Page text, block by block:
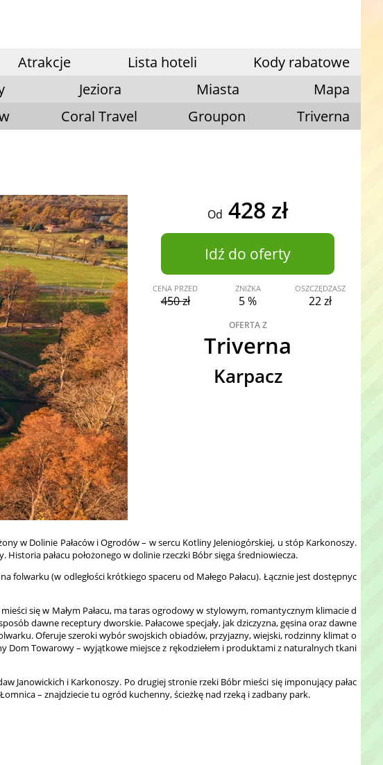
Atrakcje Lista hoteli
Kody rabatowe
Jeziora Miasta
Mapa
Coral Travel Groupon Triverna
Od 428 zł
Idź do oferty
CENA PRZED
450 zł
ZNIŻKA
5 %
OSZCZĘDZASZ
22 zł
OFERTA Z
Triverna
Karpacz
w Dolinie Pałaców i Ogrodów – w sercu Kotliny Jeleniogórskiej, u stóp Karkonoszy.
pałacu położonego w dolinie rzeczki Bóbr sięga średniowiecza.
folwarku (w odległości krótkiego spaceru od Małego Pałacu). Łącznie jest dostępnyc
się w Małym Pałacu, ma taras ogrodowy w stylowym, romantycznym klimacie d
dawne receptury dworskie. Pałacowe specjały, jak dziczyzna, gęsina oraz dawne
Oferuje szeroki wybór swojskich obiadów, przyjazny, wiejski, rodzinny klimat o
Dom Towarowy – wyjątkowe miejsce z rękodziełem i produktami z naturalnych tkani
Janowickich i Karkonoszy. Po drugiej stronie rzeki Bóbr mieści się imponujący pałac
– znajdziecie tu ogród kuchenny, ścieżkę nad rzeką i zadbany park.